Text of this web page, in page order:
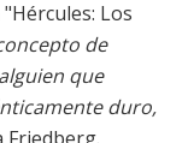
Los
de
que
duro,